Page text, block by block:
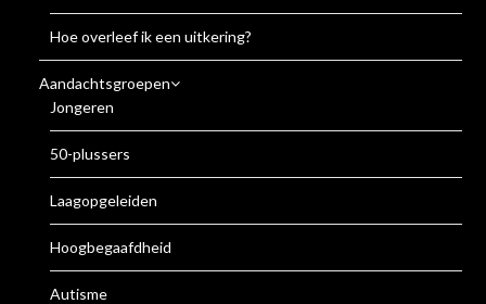
Hoe overleef ik een uitkering?
Aandachtsgroepen
Jongeren
50-plussers
Laagopgeleiden
Hoogbegaafdheid
Autisme